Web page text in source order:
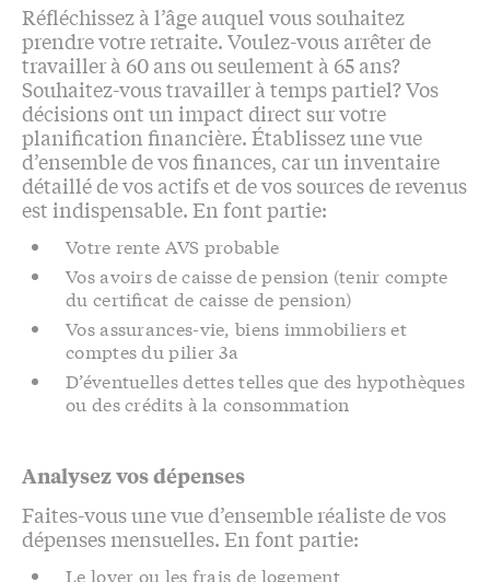
Réfléchissez à l’âge auquel vous souhaitez
prendre votre retraite. Voulez-vous arrêter de
travailler à 60 ans ou seulement à 65 ans?
Souhaitez-vous travailler à temps partiel? Vos
décisions ont un impact direct sur votre
planification financière. Établissez une vue
d’ensemble de vos finances, car un inventaire
détaillé de vos actifs et de vos sources de revenus
est indispensable. En font partie:
Votre rente AVS probable
Vos avoirs de caisse de pension (tenir compte
du certificat de caisse de pension)
Vos assurances-vie, biens immobiliers et
comptes du pilier 3a
D’éventuelles dettes telles que des hypothèques
ou des crédits à la consommation
Analysez vos dépenses
Faites-vous une vue d’ensemble réaliste de vos
dépenses mensuelles. En font partie:
Le loyer ou les frais de logement